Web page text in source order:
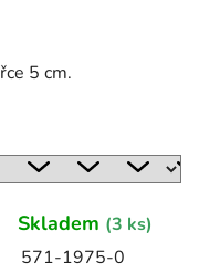
5 cm.
Skladem (3 ks)
571-1975-0